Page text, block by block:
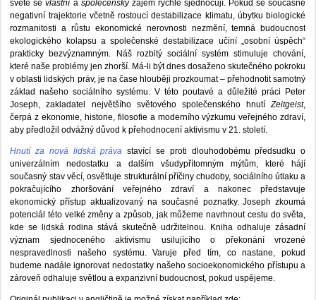
světě sevlastní a společenskýzájem rychle sjednocují. Pokud se současné
negativní trajektorie včetně rostoucí destabilizace klimatu, úbytku biologické
rozmanitosti a růstu ekonomické nerovnosti nezmění, temná budoucnost
ekologického kolapsu a společenské destabilizace učiní „osobní úspěch“
prakticky bezvýznamným. Náš rozbitý sociální systém stimuluje chování,
které naše problémy jen zhorší. Má-li být dnes dosaženo skutečného pokroku
v oblasti lidských práv, je na čase hlouběji prozkoumat – přehodnotit samotný
základ našeho sociálního systému. V této poutavé a důležité práci Peter
Joseph, zakladatel největšího světového společenského hnutíZeitgeist,
čerpá z ekonomie, historie, filosofie a moderního výzkumu veřejného zdraví,
aby předložil odvážný důvod k přehodnocení aktivismu v 21. století.
Hnutí za nová lidská práva stavící se proti dlouhodobému předsudku o
univerzálním nedostatku a dalším všudypřítomným mýtům, které hájí
současný stav věcí, osvětluje strukturální příčiny chudoby, sociálního útlaku a
pokračujícího zhoršování veřejného zdraví a nakonec představuje
ekonomický přístup aktualizovaný na současné poznatky. Joseph zkoumá
potenciál této velké změny a způsob, jak můžeme navrhnout cestu do světa,
kde se lidská rodina stává skutečně udržitelnou. Kniha odhaluje zásadní
význam sjednoceného aktivismu usilujícího o překonání vrozené
nespravedlnosti našeho systému. Varuje před tím, co nastane, pokud
budeme nadále ignorovat nedostatky našeho socioekonomického přístupu a
zároveň odhaluje světlou a expanzivní budoucnost, pokud uspějeme.